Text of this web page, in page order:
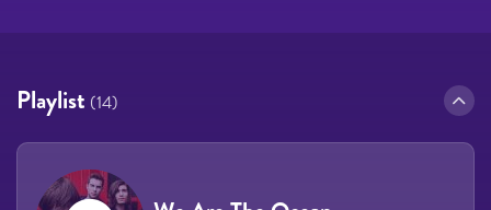
Playlist (14)